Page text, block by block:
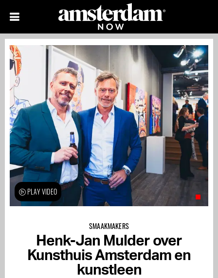
SMAAKMAKERS
Henk-Jan Mulder over
Kunsthuis Amsterdam en
kunstleen
PLAY VIDEO